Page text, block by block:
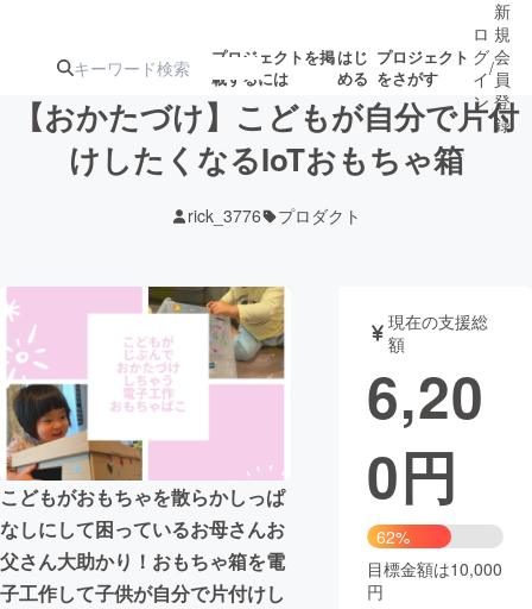
プロジェクトを掲
載するには
はじ
める
プロジェクト
をさがす
ジェクト
募集終了が近いプ
ロジェクト
アート・写真 音楽
テクノロジー・ガジェット ゲーム・サ
映像・映画 書籍・雑誌
ビジネス・起業 チャレンジ
まちづくり・地域活性化
ロ
グ
イ
ン
/
新
規
会
員
登
録
【おかたづけ】こどもが自分で片付
けしたくなるIoTおもちゃ箱
rick_3776 プロダクト
こどもがおもちゃを散らかしっぱ
なしにして困っているお母さんお
父さん大助かり！おもちゃ箱を電
子工作して子供が自分で片付けし
現在の支援総
額
6,20
0円
62%
目標金額は10,000
円